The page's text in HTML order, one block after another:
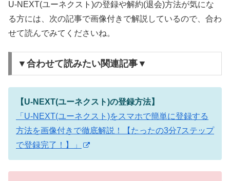
U-NEXT(ユーネクスト)の登録や解約(退会)方法が気にな
る方には、次の記事で画像付きで解説しているので、合わ
せて読んでみてくださいね。
▼合わせて読みたい関連記事▼
【U-NEXT(ユーネクスト)の登録方法】
「U-NEXT(ユーネクスト)をスマホで簡単に登録する
方法を画像付きで徹底解説！【たったの3分7ステップ
で登録完了！】」